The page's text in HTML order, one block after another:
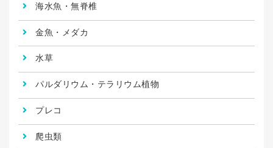
海水魚・無脊椎
金魚・メダカ
水草
パルダリウム・テラリウム植物
プレコ
爬虫類